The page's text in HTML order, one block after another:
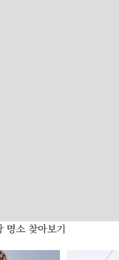
명소 찾아보기